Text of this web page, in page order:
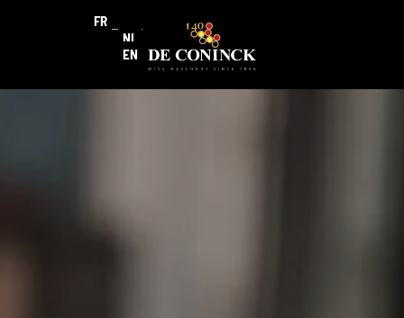
FR
NL
EN